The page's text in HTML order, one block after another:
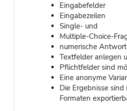
Eingabefelder
Eingabezeilen
Single- und
Multiple-Choice-
numerische
Textfelder anlegen
Pflichtfelder sind
Eine anonyme
Die Ergebnisse
Formaten